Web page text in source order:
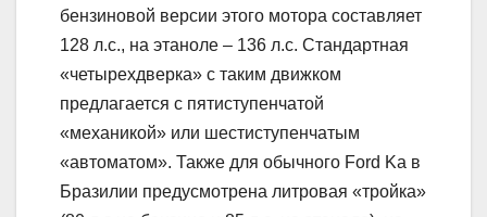
бензиновой версии этого мотора составляет
128 л.с., на этаноле – 136 л.с. Стандартная
«четырехдверка» с таким движком
предлагается с пятиступенчатой
«механикой» или шестиступенчатым
«автоматом». Также для обычного Ford Ka в
Бразилии предусмотрена литровая «тройка»